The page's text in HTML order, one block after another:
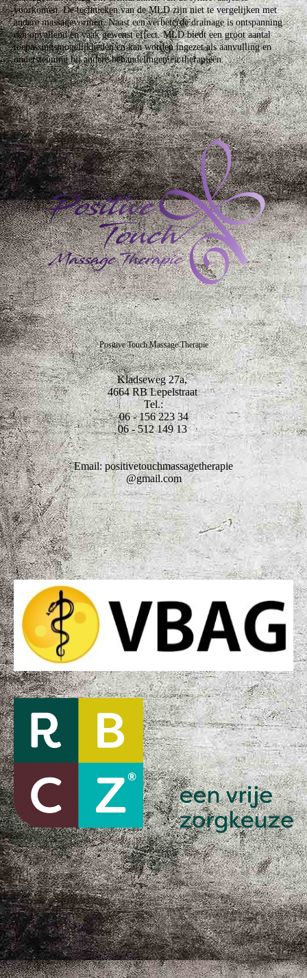
voorkomen. De technieken van de MLD zijn niet te vergelijken met
andere massagevormen. Naast een verbeterde drainage is ontspanning
een opvallend en vaak gewenst effect. MLD biedt een groot aantal
toepassingsmogelijkheden en kan worden ingezet als aanvulling en
ondersteuning bij andere behandelingen en therapieën.
Positive Touch Massage Therapie
Kladseweg 27a,
4664 RB Lepelstraat
Tel.:
06 - 156 223 34
06 - 512 149 13
Email: positivetouchmassagetherapie
@gmail.com